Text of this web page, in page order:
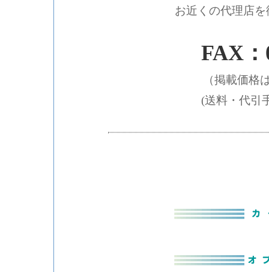
お近くの代理店
FAX：
（掲載価格
(送料・代引